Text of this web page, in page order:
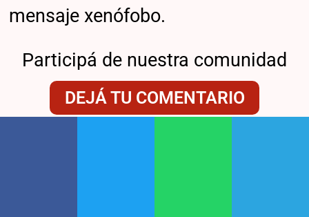
mensaje xenófobo.
Participá de nuestra comunidad
DEJÁ TU COMENTARIO